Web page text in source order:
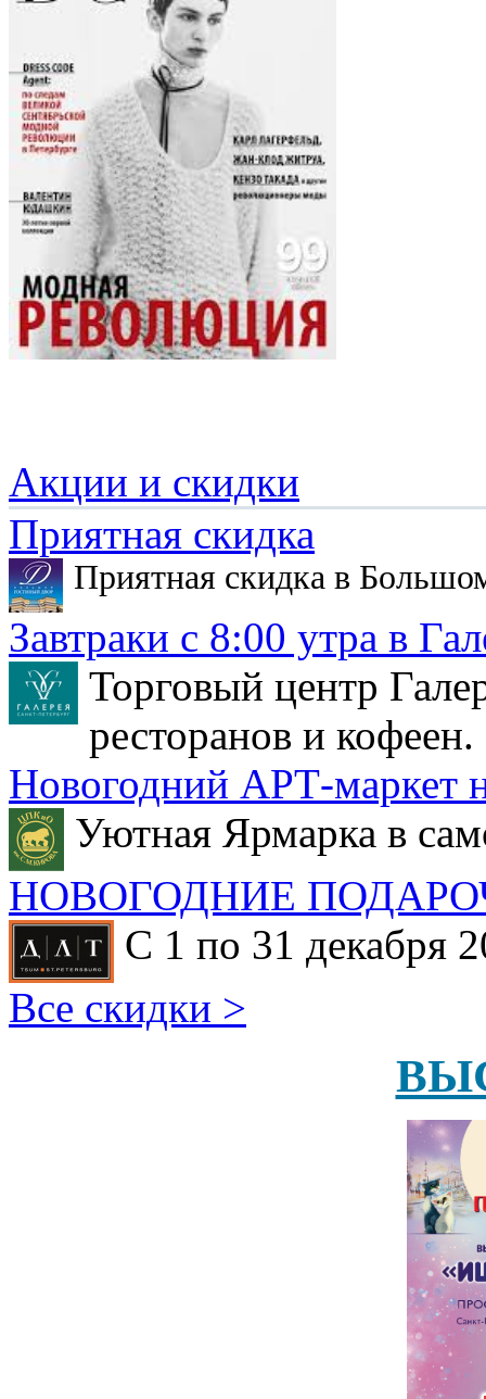
Акции и скидки
Приятная скидка
Приятная скидка в
Завтраки с 8:00 утра в
Торговый центр
ресторанов и кофеен.
Новогодний АРТ-маркет
Уютная Ярмарка в
НОВОГОДНИЕ
С 1 по 31 декабря
Все скидки >